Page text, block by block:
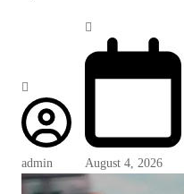
admin August 4, 2026